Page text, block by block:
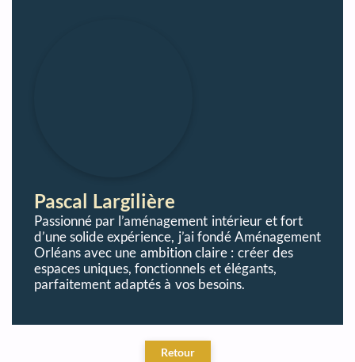
Pascal Largilière
Passionné par l’aménagement intérieur et fort
d’une solide expérience, j’ai fondé Aménagement
Orléans avec une ambition claire : créer des
espaces uniques, fonctionnels et élégants,
parfaitement adaptés à vos besoins.